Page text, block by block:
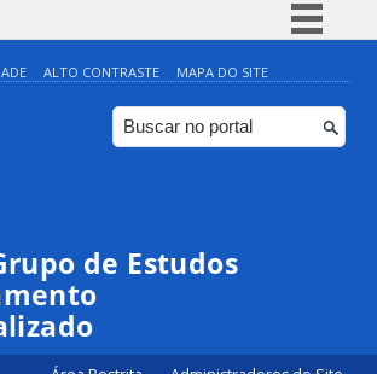
Simplifique!
Comunica BR
Participe
Canais
ALTO CONTRASTE MAPA DO SITE
de Estudos